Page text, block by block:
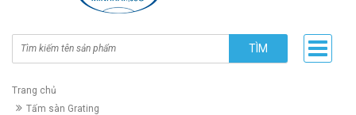
TÌM
Trang chủ
Tấm sàn Grating